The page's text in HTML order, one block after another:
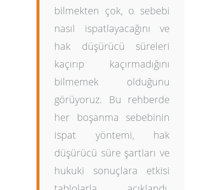
bilmekten çok, o sebebi
nasıl ispatlayacağını ve
hak düşürücü süreleri
kaçırıp kaçırmadığını
bilmemek olduğunu
görüyoruz. Bu rehberde
her boşanma sebebinin
ispat yöntemi, hak
düşürücü süre şartları ve
hukuki sonuçlara etkisi